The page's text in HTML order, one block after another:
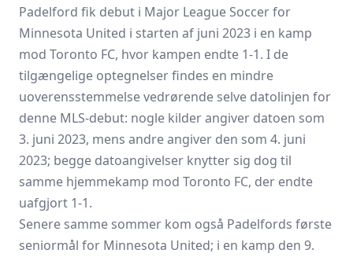
Padelford fik debut i Major League Soccer for
Minnesota United i starten af juni 2023 i en kamp
mod Toronto FC, hvor kampen endte 1-1. I de
tilgængelige optegnelser findes en mindre
uoverensstemmelse vedrørende selve datolinjen for
denne MLS-debut: nogle kilder angiver datoen som
3. juni 2023, mens andre angiver den som 4. juni
2023; begge datoangivelser knytter sig dog til
samme hjemmekamp mod Toronto FC, der endte
uafgjort 1-1.
Senere samme sommer kom også Padelfords første
seniormål for Minnesota United; i en kamp den 9.